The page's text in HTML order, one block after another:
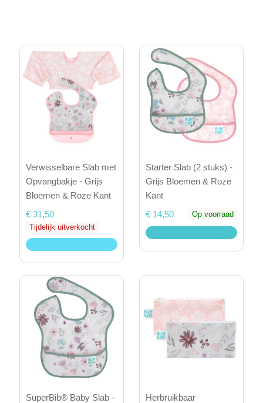
Verwisselbare Slab met
Opvangbakje - Grijs
Bloemen & Roze Kant
€ 31,50
Tijdelijk uitverkocht
Starter Slab (2 stuks) -
Grijs Bloemen & Roze
Kant
€ 14,50
Op voorraad
SuperBib® Baby Slab -
Herbruikbaar